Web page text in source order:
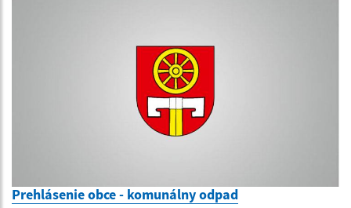
Prehlásenie obce - komunálny odpad